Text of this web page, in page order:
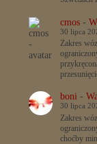
cmos-
30 lipca
Zakres
boni-
30 lipca
Zakres
choćby